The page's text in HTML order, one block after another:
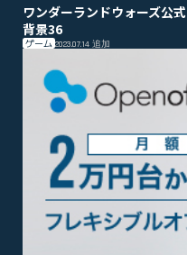
ワンダーランドウォーズ公式
背景36
ゲーム 2023.07.14 追加